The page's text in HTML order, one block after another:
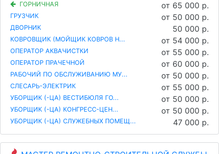
ГОРНИЧНАЯ от 65 000 р.
ГРУЗЧИК от 50 000 р.
ДВОРНИК 50 000 р.
КОВРОВЩИК (МОЙЩИК КОВРОВ Н... от 54 000 р.
ОПЕРАТОР АКВАЧИСТКИ от 55 000 р.
ОПЕРАТОР ПРАЧЕЧНОЙ от 60 000 р.
РАБОЧИЙ ПО ОБСЛУЖИВАНИЮ МУ... от 50 000 р.
СЛЕСАРЬ-ЭЛЕКТРИК от 55 000 р.
УБОРЩИК (-ЦА) ВЕСТИБЮЛЯ ГО... от 50 000 р.
УБОРЩИК (-ЦА) КОНГРЕСС-ЦЕН... от 50 000 р.
УБОРЩИК (-ЦА) СЛУЖЕБНЫХ ПОМЕЩ... 47 000 р.